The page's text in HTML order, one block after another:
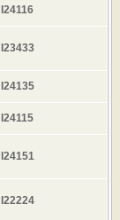
I24116
I23433
I24135
I24115
I24151
I22224